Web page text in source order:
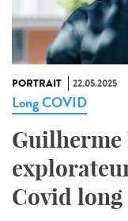
PORTRAIT 22.05.2025
Long COVID
Guilherme
Covid long